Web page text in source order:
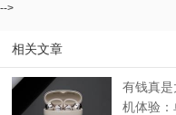
-->
相关文章
有钱真
机体验